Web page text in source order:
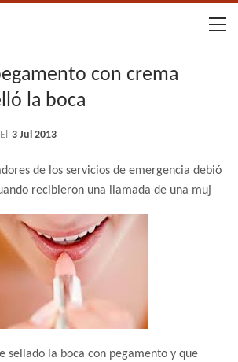
con crema
la boca
El 3 Jul 2013
de los servicios de emergencia debió
recibieron una llamada de una muj
sellado la boca con pegamento y que